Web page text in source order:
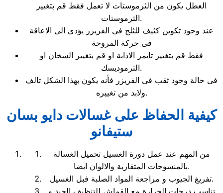
العطل يكون من الثرموستات لا تعمل فقط قم بتغيير
الثرموستات.
عند وجود تكوين كثيف للثلج فى الفريزر يؤدى الى الاعاقة
فى حركة المروحة
فقط قم بتغيير تايمر الاذابة او قم بتغيير السخان او
الثرموديسك.
فى حالة وجود ثقب فى الفريزر فأنه يكون بهذا الشكل تالف
ولابد من تغييره.
كيفية الحفاظ على غسالات دايو بسان
ستيفانو
من المهم عند عمل دورة الغسيل تحميل الغسالة
بالمنسوجات المتقاربة والالوان ايضا.
تفريغ الجيوب و مراجعة المواد الصلبة فبل الغسيل.
تناسب درجات الحرارة مع القماش للتنظيف الجيد و